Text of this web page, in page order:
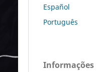
Español
Português
Informações